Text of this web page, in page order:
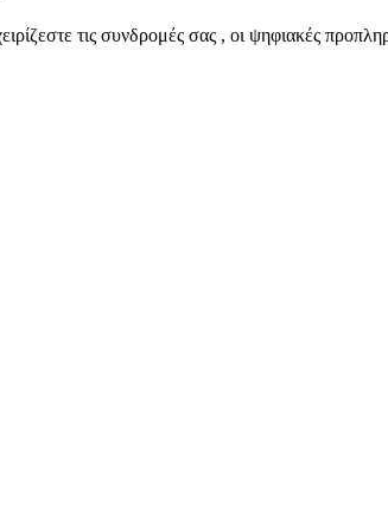
τις συνδρομές σας , οι ψηφιακές